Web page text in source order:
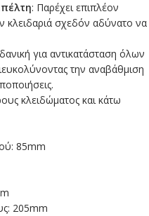
: Παρέχει επιπλέον
κλειδαριά σχεδόν αδύνατο να
για αντικατάσταση όλων
την αναβάθμιση
κλειδώματος και κάτω
85mm
205mm